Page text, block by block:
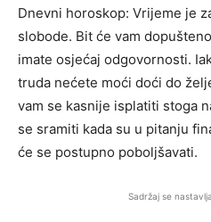
Dnevni horoskop: Vrijeme je
slobode. Bit će vam
imate osjećaj odgovornosti.
truda nećete moći doći do
vam se kasnije isplatiti stoga
se sramiti kada su u pitanju
će se postupno poboljšavati.
Sadržaj se